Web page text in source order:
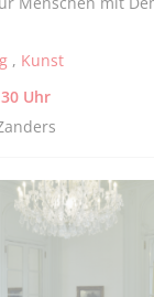
, Kunst
Uhr